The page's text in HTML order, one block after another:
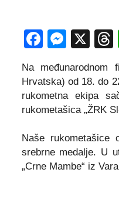
X
Na
Hrvatska) od 18. do
rukometna ekipa
rukometašica „ŽRK
Naše rukometašice
srebrne medalje. U
„Crne Mambe“ iz